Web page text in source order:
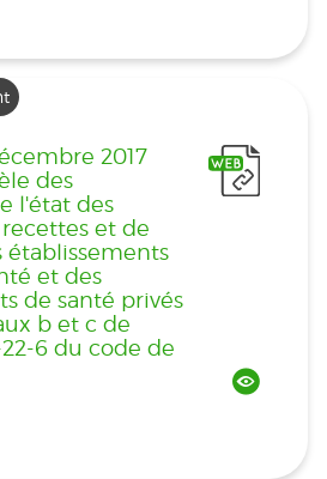
2017
des
l'état des
et de
établissements
et des
de santé privés
b et c de
6 du code de